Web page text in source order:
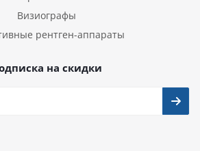
Визиографы
рентген-аппараты
на скидки